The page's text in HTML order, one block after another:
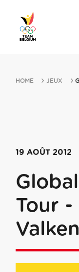
HOME JEUX
19 AOÛT 2012
Tour -